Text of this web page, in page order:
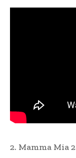
2. Mamma Mia 2